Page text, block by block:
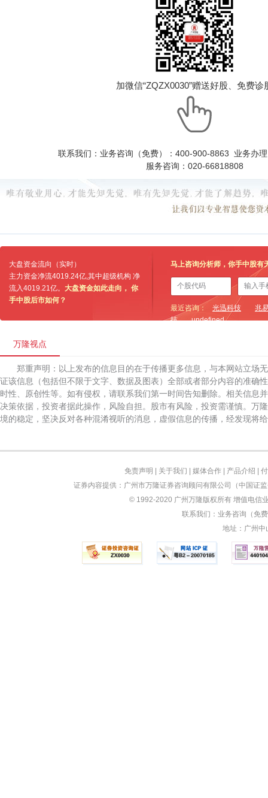
加微信“ZQZX0030”赠送好股、免费诊
联系我们：业务咨询（免费）：400-900-8863 业务办
服务咨询：020-66818808
大盘资金流向（实时）
主力资金净流4019.24亿,其中超级机构 净
流入4019.21亿。 大盘资金如此走向， 你
手中股后市如何？
马上咨询分析师，你手中股有
最近咨询： 光迅科技
兆
技
undefined
万隆视点
郑重声明：以上发布的信息目的在于传播更多信息，与本网站立场
证该信息（包括但不限于文字、数据及图表）全部或者部分内容的准确
时性、原创性等。如有侵权，请联系我们第一时间告知删除。相关信息
决策依据，投资者据此操作，风险自担。股市有风险，投资需谨慎。万
境的稳定，坚决反对各种混淆视听的消息，虚假信息的传播，经发现将
免责声明 关于我们 媒体合作| 产品介绍
证券内容提供：广州市万隆证券咨询顾问有限公司（中国证
© 1992-2020 广州万隆版权所有 增值电信
联系我们：业务咨询（免
地址：广州中